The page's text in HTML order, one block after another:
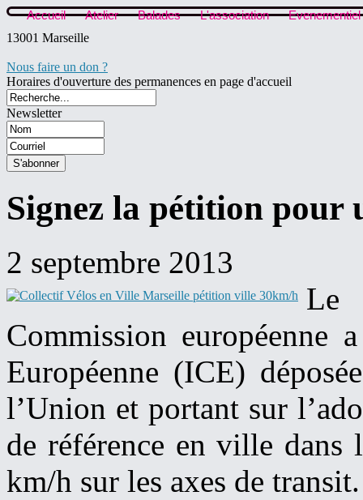
Accueil Atelier Balades L'association
Evenementiel
13001 Marseille
Nous faire un don ?
Horaires d'ouverture des permanences en page d'accueil
Newsletter
Signez la pétition pour
2 septembre 2013
Le
Commission européenne
Européenne (ICE)
l’Union et portant sur
de référence en ville dans
km/h sur les axes de transit.